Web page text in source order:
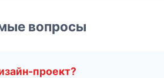
вопросы
проект?